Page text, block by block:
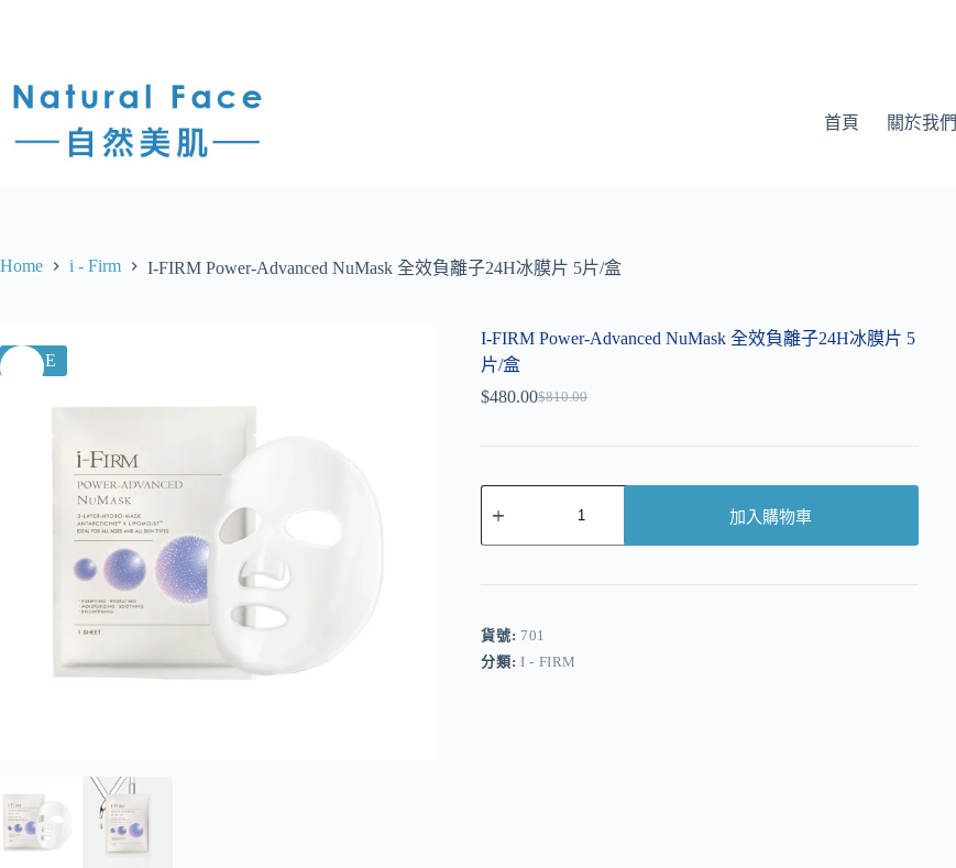
首頁 關於我們
Home i - Firm I-FIRM Power-Advanced NuMask 全效負離子24H冰膜片 5片/盒
SALE
I-FIRM Power-Advanced NuMask 全效負離子24H冰膜片 5
片/盒
$810.00
$480.00
加入購物車
r
n
a
貨號: 701
分類: I - FIRM